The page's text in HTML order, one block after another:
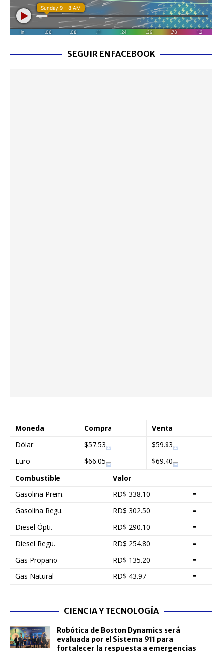
SEGUIR EN FACEBOOK
Moneda Compra
Venta
Dólar
$57.53
$59.83
Euro
$66.05
$69.40
Combustible
Valor
Gasolina Prem.
RD$ 338.10
=
Gasolina Regu.
RD$ 302.50
=
Diesel Ópti.
RD$ 290.10
=
Diesel Regu.
RD$ 254.80
=
Gas Propano
RD$ 135.20
=
Gas Natural
RD$ 43.97 =
CIENCIA Y TECNOLOGÍA
Robótica de Boston Dynamics será
evaluada por el Sistema 911 para
fortalecer la respuesta a emergencias